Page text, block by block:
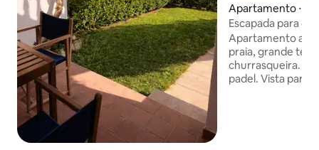
Apartamento ⋅
Escapada para
Apartamento a
praia, grande
churrasqueira. 2
padel. Vista para